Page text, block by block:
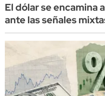
El dólar se encamina
ante las señales